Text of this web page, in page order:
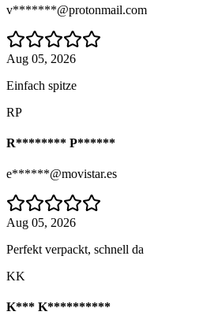
v*******@protonmail.com
Aug 05, 2026
Einfach spitze
RP
R******** P******
e******@movistar.es
Aug 05, 2026
Perfekt verpackt, schnell da
KK
K*** K**********